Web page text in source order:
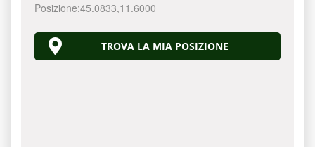
Posizione:45.0833,11.6000
TROVA LA MIA POSIZIONE